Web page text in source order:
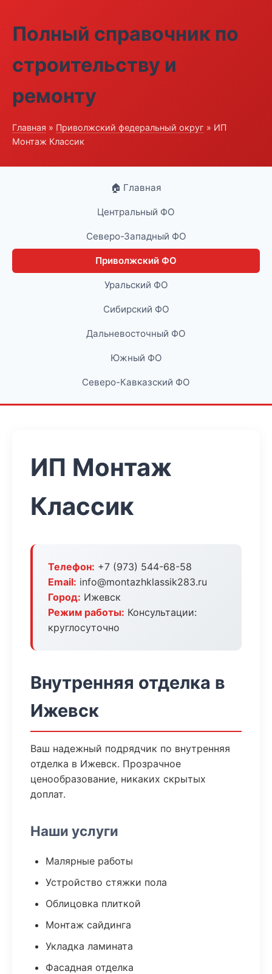
Полный справочник по
строительству и
ремонту
Главная » Приволжский федеральный округ » ИП
Монтаж Классик
🏠 Главная
Центральный ФО
Северо-Западный ФО
Приволжский ФО
Уральский ФО
Сибирский ФО
Дальневосточный ФО
Южный ФО
Северо-Кавказский ФО
ИП Монтаж
Классик
Телефон: +7 (973) 544-68-58
Email: info@montazhklassik283.ru
Город: Ижевск
Режим работы: Консультации:
круглосуточно
Внутренняя отделка в
Ижевск
Ваш надежный подрядчик по внутренняя
отделка в Ижевск. Прозрачное
ценообразование, никаких скрытых
доплат.
Наши услуги
Малярные работы
Устройство стяжки пола
Облицовка плиткой
Монтаж сайдинга
Укладка ламината
Фасадная отделка